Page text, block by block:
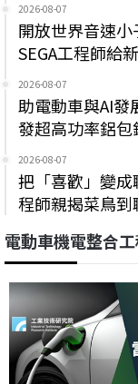
2026-08-07
開放世界音速小
SEGA工程師給
2026-08-07
助電動車與AI發
發超高功率鋁包
2026-08-07
把「喜歡」變
程師親揭菜鳥
電動車機電整合